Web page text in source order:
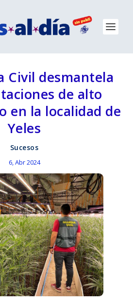
Civil desmantela
de alto
en la localidad de
Yeles
Sucesos
6, Abr 2024